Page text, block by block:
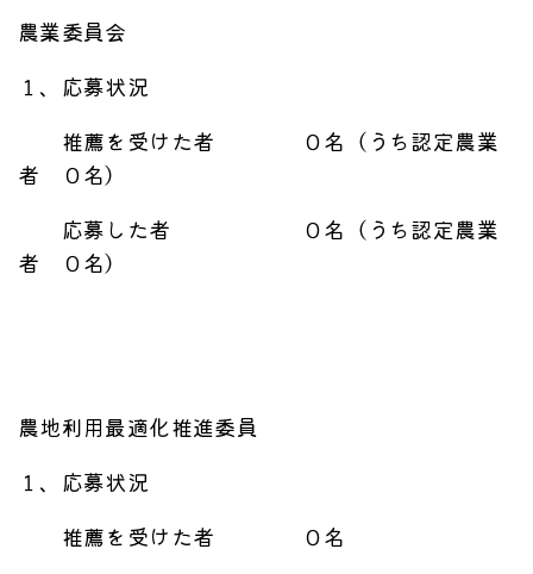
農業委員会
１、応募状況
推薦を受けた者 ０名（うち認定農業
者 ０名）
応募した者 ０名（うち認定農業
者 ０名）
農地利用最適化推進委員
１、応募状況
推薦を受けた者 ０名